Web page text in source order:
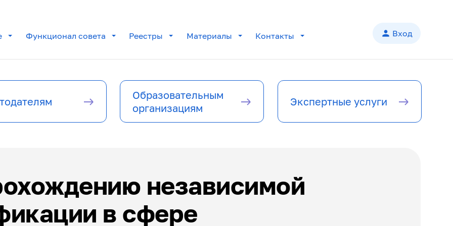
Функционал совета Реестры Материалы Контакты person Вход
Образовательным
организациям
Экспертные услуги
независимой
в сфере